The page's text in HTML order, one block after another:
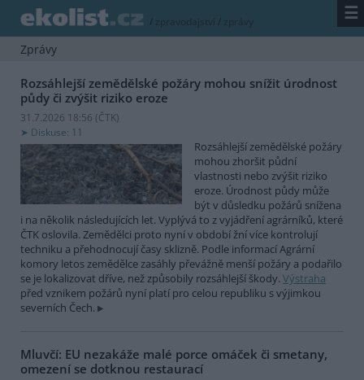
/ zpravodajství / zprávy ☰
Zprávy
Rozsáhlejší zemědělské požáry mohou snížit úrodnost
půdy či zvýšit riziko eroze
31.7.2026 18:56 (ČTK)
Diskuse: 11
Rozsáhlejší zemědělské požáry
mohou zhoršit půdní
vlastnosti nebo zvýšit riziko
eroze. Úrodnost půdy může
být v důsledku požárů snížena
i na několik následujících let. Vyplývá to z vyjádření agrárníků, které
ČTK oslovila. Zemědělci proto nyní v období žní více kontrolují
techniku a přehodnocují časy sklizně. Podle informací Agrární
komory letos zemědělce zasáhly převážně menší požáry a podařilo
se je lokalizovat dříve, než způsobily rozsáhlejší škody. Výstraha
před vznikem požárů nyní platí pro celou republiku s výjimkou
severních Čech.
Mluvčí: EU nezakáže malé porce omáček či smetany,
omezení se dotknou restaurací